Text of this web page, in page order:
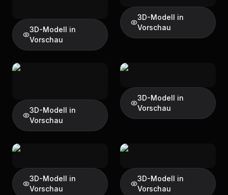
3D-Modell in
Vorschau
3D-Modell in
Vorschau
3D-Modell in
Vorschau
3D-Modell in
Vorschau
3D-Modell in
Vorschau
3D-Modell in
Vorschau